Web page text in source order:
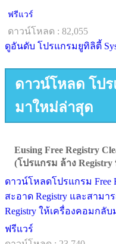
ฟรีแวร์
ดาวน์โหลด : 82,055
ดูอันดับ โปรแกรมยูทิลิตี้
ดาวน์โหลด โปร
มาใหม่ล่าสุด
Eusing Free Registry
(โปรแกรม ล้าง
ดาวน์โหลดโปรแกรม Free
สะอาด Registry และสาม
Registry ให้เครื่องคอมกลั
ฟรีแวร์